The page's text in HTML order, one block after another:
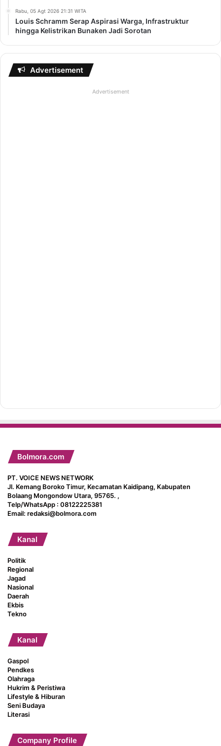
Rabu, 05 Agt 2026 21:31 WITA
Louis Schramm Serap Aspirasi Warga, Infrastruktur
hingga Kelistrikan Bunaken Jadi Sorotan
Advertisement
Advertisement
Bolmora.com
PT. VOICE NEWS NETWORK
Jl. Kemang Boroko Timur, Kecamatan Kaidipang, Kabupaten
Bolaang Mongondow Utara, 95765. ,
Telp/WhatsApp : 08122225381
Email: redaksi@bolmora.com
Kanal
Politik
Regional
Jagad
Nasional
Daerah
Ekbis
Tekno
Kanal
Gaspol
Pendkes
Olahraga
Hukrim & Peristiwa
Lifestyle & Hiburan
Seni Budaya
Literasi
Company Profile